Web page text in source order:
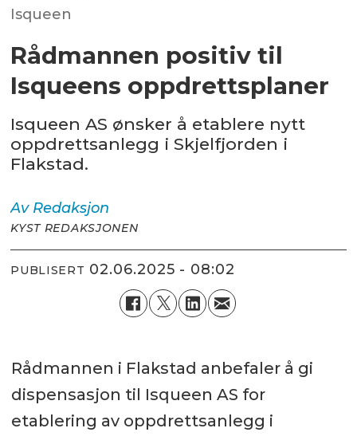
Isqueen
Rådmannen positiv til
Isqueens oppdrettsplaner
Isqueen AS ønsker å etablere nytt
oppdrettsanlegg i Skjelfjorden i
Flakstad.
Av Redaksjon
KYST REDAKSJONEN
PUBLISERT 02.06.2025 - 08:02
Rådmannen i Flakstad anbefaler å gi
dispensasjon til Isqueen AS for
etablering av oppdrettsanlegg i